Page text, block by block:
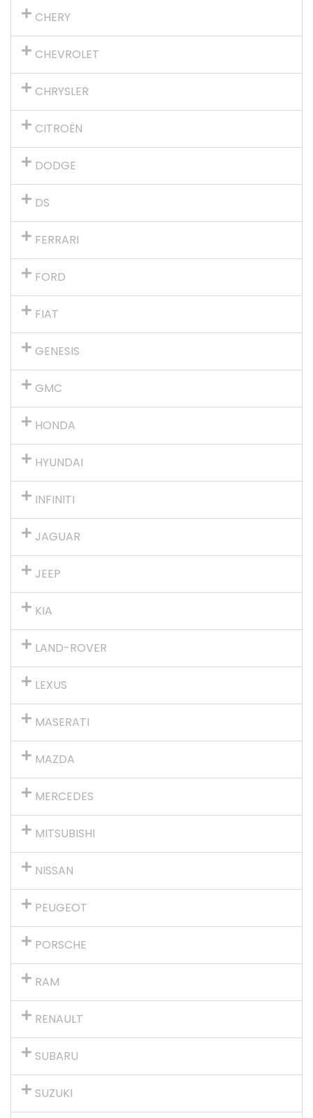
CHERY
CHEVROLET
CHRYSLER
CITROËN
DODGE
DS
FERRARI
FORD
FIAT
GENESIS
GMC
HONDA
HYUNDAI
INFINITI
JAGUAR
JEEP
KIA
LAND-ROVER
LEXUS
MASERATI
MAZDA
MERCEDES
MITSUBISHI
NISSAN
PEUGEOT
PORSCHE
RAM
RENAULT
SUBARU
SUZUKI